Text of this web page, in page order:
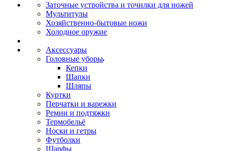
Заточные устройства и точилки для ножей
Мультитулы
Хозяйственно-бытовые ножи
Холодное оружие
Аксессуары
Головные уборы
Кепки
Шапки
Шляпы
Куртки
Перчатки и варежки
Ремни и подтяжки
Термобельё
Носки и гетры
Футболки
Шарфы